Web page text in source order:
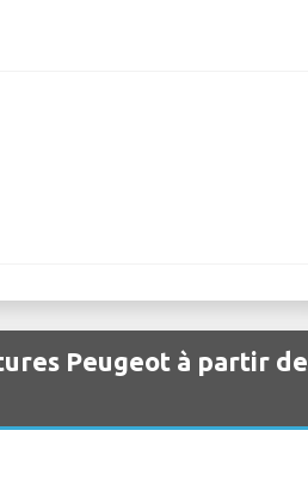
Peugeot à partir de